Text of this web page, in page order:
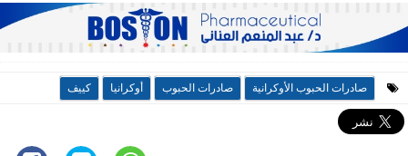
صادرات الحبوب الأوكرانية صادرات الحبوب أوكرانيا كييف